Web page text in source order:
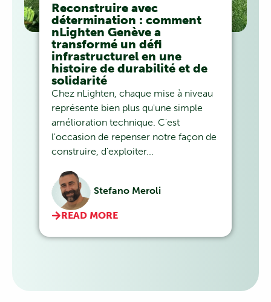
Reconstruire avec
détermination : comment
nLighten Genève a
transformé un défi
infrastructurel en une
histoire de durabilité et de
solidarité
Chez nLighten, chaque mise à niveau
représente bien plus qu'une simple
amélioration technique. C'est
l'occasion de repenser notre façon de
construire, d'exploiter...
Stefano Meroli
READ MORE